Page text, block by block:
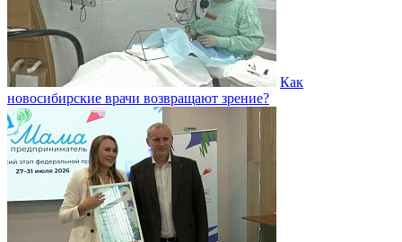
Как
новосибирские врачи возвращают зрение?